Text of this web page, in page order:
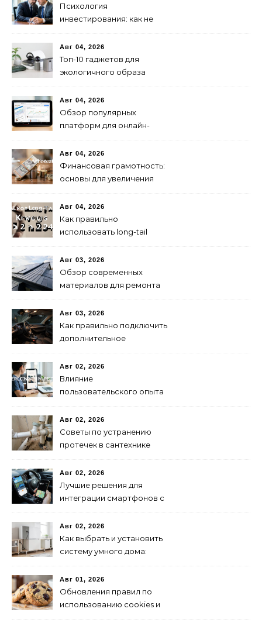
Психология
инвестирования: как не
рынка
Авг 04, 2026
Топ-10 гаджетов для
экологичного образа
Авг 04, 2026
Обзор популярных
платформ для онлайн-
Авг 04, 2026
Финансовая грамотность:
основы для увеличения
Авг 04, 2026
Как правильно
использовать long-tail
году для продвижения
сайта
Авг 03, 2026
Обзор современных
материалов для ремонта
Авг 03, 2026
Как правильно подключить
дополнительное
пошаговая инструкция
Авг 02, 2026
Влияние
пользовательского опыта
исследования
Авг 02, 2026
Советы по устранению
протечек в сантехнике
Авг 02, 2026
Лучшие решения для
интеграции смартфонов с
Авг 02, 2026
Как выбрать и установить
систему умного дома:
Авг 01, 2026
Обновления правил по
использованию cookies и